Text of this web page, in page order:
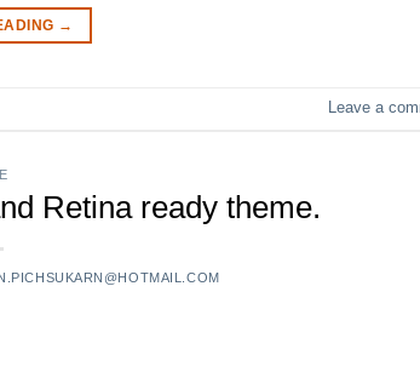
→
Leave a
Retina ready theme.